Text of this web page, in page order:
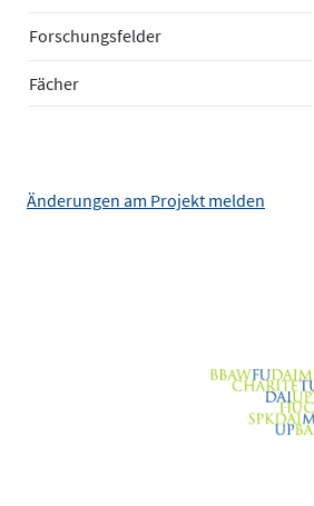
Forschungsfelder
Fächer
Änderungen am Projekt melden